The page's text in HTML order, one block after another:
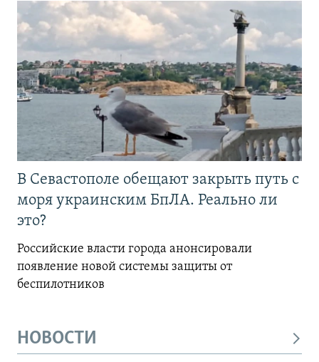
В Севастополе обещают закрыть путь с
моря украинским БпЛА. Реально ли
это?
Российские власти города анонсировали
появление новой системы защиты от
беспилотников
НОВОСТИ